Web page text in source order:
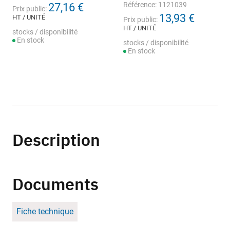
Prix public: 27,16 €
HT / UNITÉ
stocks / disponibilité
En stock
Référence: 1121039
Prix public: 13,93 €
HT / UNITÉ
stocks / disponibilité
En stock
Description
Documents
Fiche technique